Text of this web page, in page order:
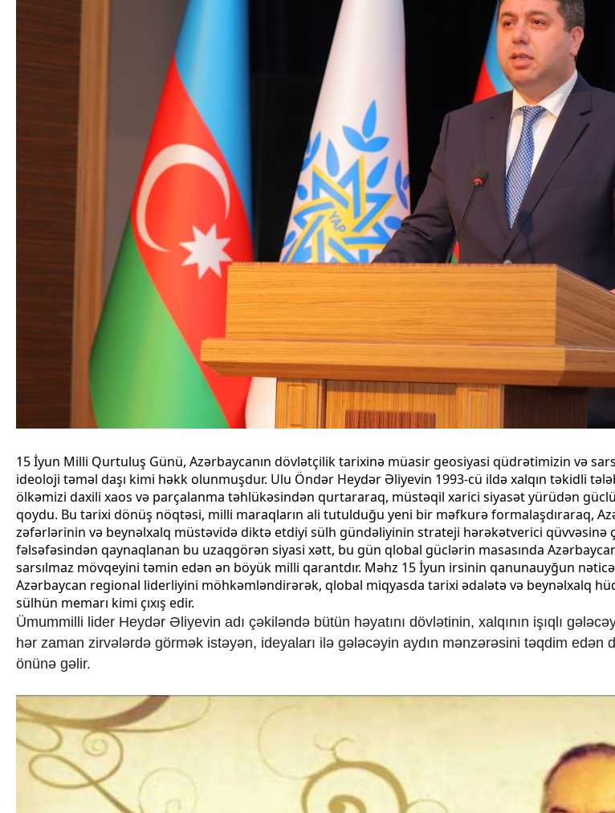
Sosioloji
Video
Diaspor
Yüksəliş hekayəsi
Mədəniyyətimizin Zəfəri
Zəfər Diasporu
İqtisadi xəbərlər
Kənd təsərrüfatı
Hərbi sənaye
Telekommunikasiya və nəqliyyat
COP29
Cəmiyyət
Crossmedia.az - 1 yaş
Siyasət
Məhkəmə və hüquq
Ekologiya
Zəfər - 5
Gənclər və İdman
Media və QHT
Hadisə
Sosium
Mənəvi dəyərlər
Texnologiya
Mətbuat-150
Əlaqə
Missiyamız
15 İyun Milli Qurtuluş Günü, Azərbaycanın dövlətçilik tarixinə müasir geosiyasi qüdrətimizin və
ideoloji təməl daşı kimi həkk olunmuşdur. Ulu Öndər Heydər Əliyevin 1993-cü ildə xalqın təkidli
ölkəmizi daxili xaos və parçalanma təhlükəsindən qurtararaq, müstəqil xarici siyasət yürüdən
qoydu. Bu tarixi dönüş nöqtəsi, milli maraqların ali tutulduğu yeni bir məfkurə formalaşdıraraq,
zəfərlərinin və beynəlxalq müstəvidə diktə etdiyi sülh gündəliyinin strateji hərəkətverici qüvvəsinə
fəlsəfəsindən qaynaqlanan bu uzaqgörən siyasi xətt, bu gün qlobal güclərin masasında
sarsılmaz mövqeyini təmin edən ən böyük milli qarantdır. Məhz 15 İyun irsinin qanunauyğun
Azərbaycan regional liderliyini möhkəmləndirərək, qlobal miqyasda tarixi ədalətə və beynəlxalq
sülhün memarı kimi çıxış edir.
Ümummilli lider Heydər Əliyevin adı çəkiləndə bütün həyatını dövlətinin, xalqının işıqlı
hər zaman zirvələrdə görmək istəyən, ideyaları ilə gələcəyin aydın mənzərəsini təqdim edən
önünə gəlir.
illik diplomatik münasibətlər tarixində
ən yüksək zirvədə qərarlaşıb
artıq bölgədə
mühitində